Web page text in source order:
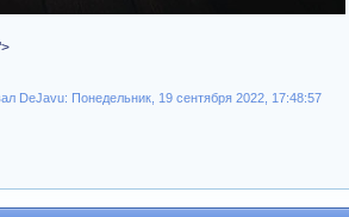
DeJavu: Понедельник, 19 сентября 2022, 17:48:57